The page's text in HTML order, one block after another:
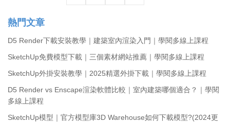
熱門文章
D5 Render下載安裝教學｜建築室內渲染入門｜學閱多線上課程
SketchUp免費模型下載｜三個素材網站推薦｜學閱多線上課程
SketchUp外掛安裝教學｜2025精選外掛下載｜學閱多線上課程
D5 Render vs Enscape渲染軟體比較｜室內建築哪個適合？｜學閱
多線上課程
SketchUp模型｜官方模型庫3D Warehouse如何下載模型?(2024更